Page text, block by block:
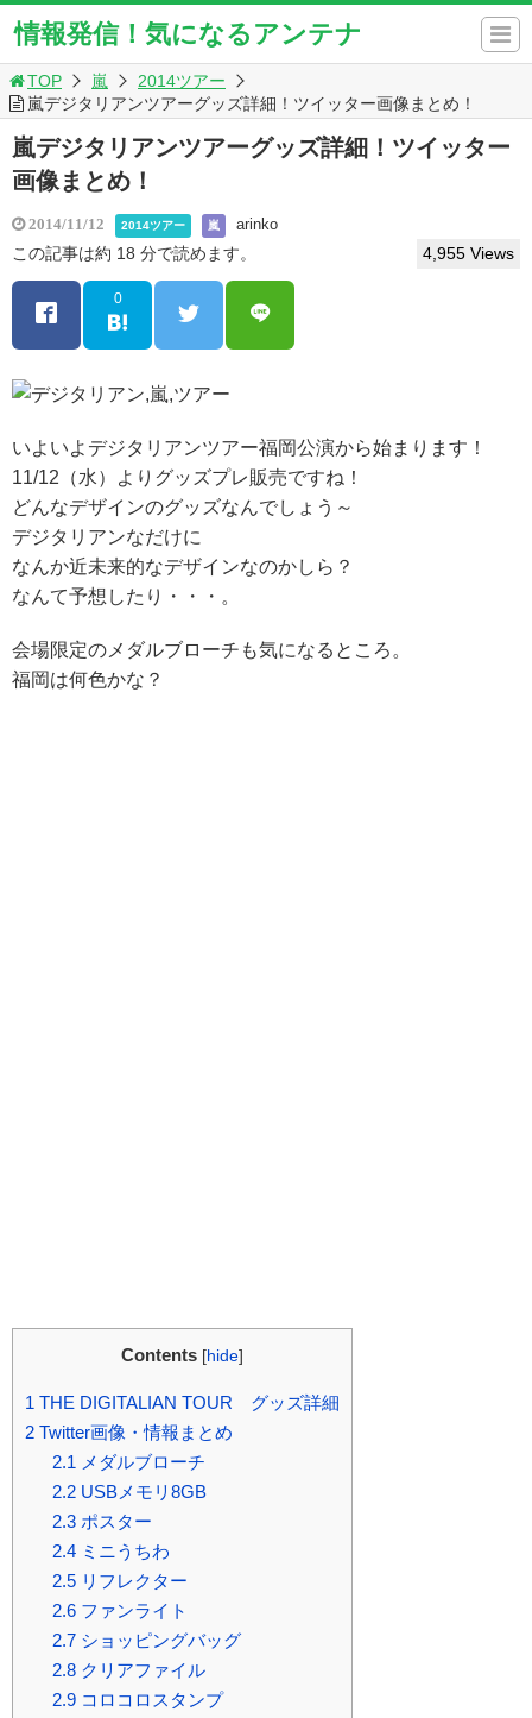
情報発信！気になるアンテナ
TOP 嵐
2014ツアー
嵐デジタリアンツアーグッズ詳細！ツイッター画像まとめ！
嵐デジタリアンツアーグッズ詳細！ツイッター
画像まとめ！
2014/11/12 2014ツアー 嵐 arinko
この記事は約 18 分で読めます。 4,955 Views
0
いよいよデジタリアンツアー福岡公演から始まります！
11/12（水）よりグッズプレ販売ですね！
どんなデザインのグッズなんでしょう～
デジタリアンなだけに
なんか近未来的なデザインなのかしら？
なんて予想したり・・・。
会場限定のメダルブローチも気になるところ。
福岡は何色かな？
Contents [hide]
1 THE DIGITALIAN TOUR グッズ詳細
2 Twitter画像・情報まとめ
2.1 メダルブローチ
2.2USBメモリ8GB
2.3ポスター
2.4ミニうちわ
2.5リフレクター
2.6ファンライト
2.7ショッピングバッグ
2.8クリアファイル
2.9コロコロスタンプ